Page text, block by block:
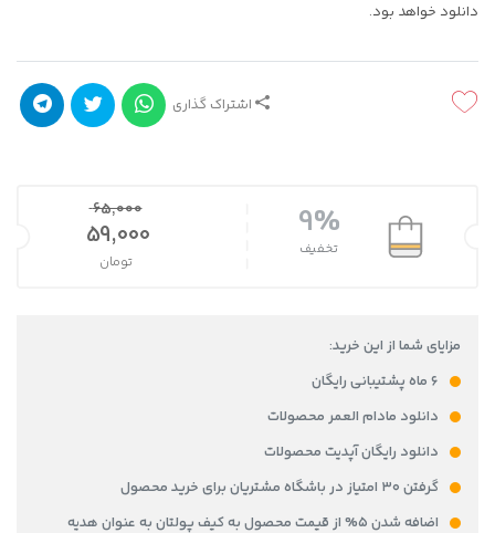
دانلود خواهد بود.
اشتراک گذاری
9%
تخفیف
65,000
قیمت اصلی 65,000 تومان بود.
59,000
تومان
مزایای شما از این خرید:
۶ ماه پشتیبانی رایگان
دانلود مادام العمر محصولات
دانلود رایگان آپدیت محصولات
گرفتن ۳۰ امتیاز در باشگاه مشتریان برای خرید محصول
اضافه شدن ۵% از قیمت محصول به کیف پولتان به عنوان هدیه